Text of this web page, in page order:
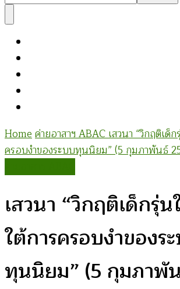
Something?
Homeค่ายอาสาฯ ABACเสวนา “วิกฤติเด็
ครอบงำของระบบทุนนิยม” (5 กุมภาพันธ์
เสวนา “วิกฤติเด็กรุ่
ใต้การครอบงำของร
ทุนนิยม” (5 กุมภาพั